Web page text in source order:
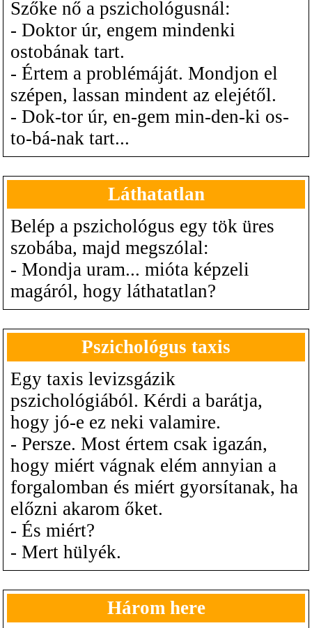
Szőke nő a pszichológusnál:
- Doktor úr, engem mindenki
ostobának tart.
- Értem a problémáját. Mondjon el
szépen, lassan mindent az elejétől.
- Dok-tor úr, en-gem min-den-ki os-
to-bá-nak tart...
Láthatatlan
Belép a pszichológus egy tök üres
szobába, majd megszólal:
- Mondja uram... mióta képzeli
magáról, hogy láthatatlan?
Pszichológus taxis
Egy taxis levizsgázik
pszichológiából. Kérdi a barátja,
hogy jó-e ez neki valamire.
- Persze. Most értem csak igazán,
hogy miért vágnak elém annyian a
forgalomban és miért gyorsítanak, ha
előzni akarom őket.
- És miért?
- Mert hülyék.
Három here